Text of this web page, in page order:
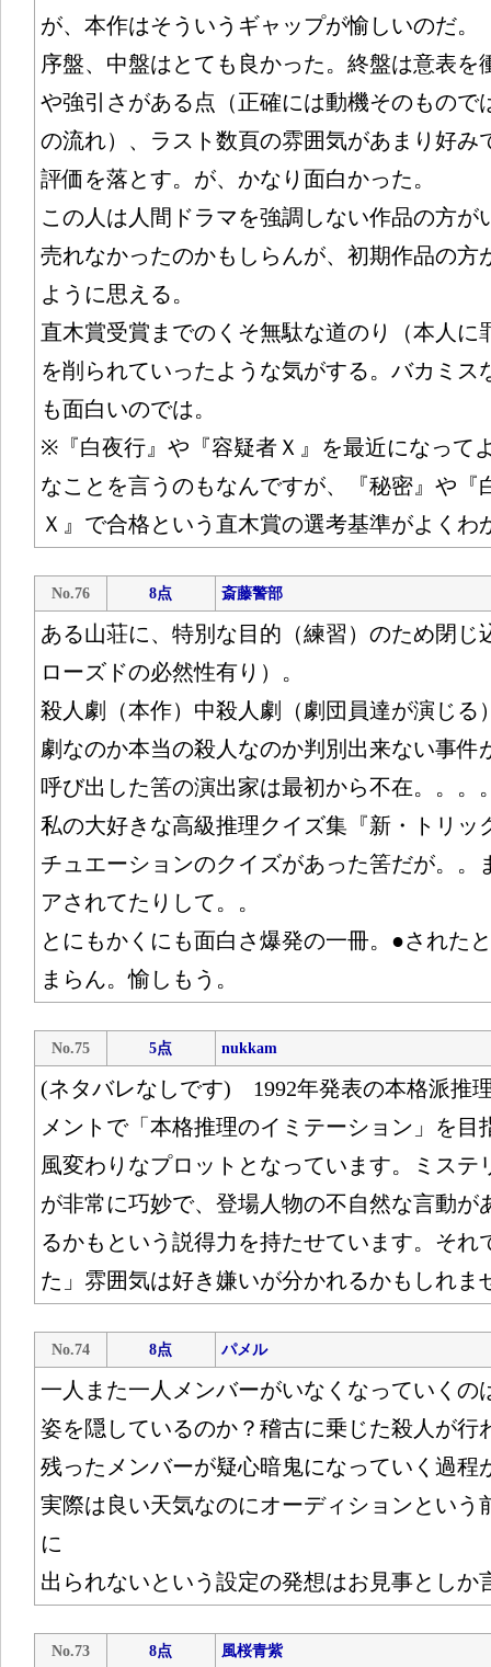
が、本作はそういうギャップが愉しいのだ。
序盤、中盤はとても良かった。終盤は意表を
や強引さがある点（正確には動機そのもので
の流れ）、ラスト数頁の雰囲気があまり好み
評価を落とす。が、かなり面白かった。
この人は人間ドラマを強調しない作品の方が
売れなかったのかもしらんが、初期作品の方
ように思える。
直木賞受賞までのくそ無駄な道のり（本人に
を削られていったような気がする。バカミス
も面白いのでは。
※『白夜行』や『容疑者Ｘ』を最近になって
なことを言うのもなんですが、『秘密』や『
Ｘ』で合格という直木賞の選考基準がよくわ
No.76 8点 斎藤警部
ある山荘に、特別な目的（練習）のため閉じ
ローズドの必然性有り）。
殺人劇（本作）中殺人劇（劇団員達が演じる
劇なのか本当の殺人なのか判別出来ない事件
呼び出した筈の演出家は最初から不在。。。
私の大好きな高級推理クイズ集『新・トリッ
チュエーションのクイズがあった筈だが。。
アされてたりして。。
とにもかくにも面白さ爆発の一冊。●された
まらん。愉しもう。
No.75 5点 nukkam
(ネタバレなしです) 1992年発表の本格派推
メントで「本格推理のイミテーション」を目
風変わりなプロットとなっています。ミステ
が非常に巧妙で、登場人物の不自然な言動が
るかもという説得力を持たせています。それ
た」雰囲気は好き嫌いが分かれるかもしれま
No.74 8点 パメル
一人また一人メンバーがいなくなっていくの
姿を隠しているのか？稽古に乗じた殺人が行
残ったメンバーが疑心暗鬼になっていく過程
実際は良い天気なのにオーディションという
に
出られないという設定の発想はお見事としか
No.73 8点 風桜青紫